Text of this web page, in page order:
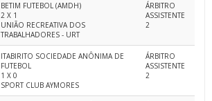
BETIM FUTEBOL (AMDH)
2 X 1
UNIÃO RECREATIVA DOS
TRABALHADORES - URT
ÁRBITRO
ASSISTENTE
2
ITABIRITO SOCIEDADE ANÔNIMA DE
FUTEBOL
1 X 0
SPORT CLUB AYMORES
ÁRBITRO
ASSISTENTE
2